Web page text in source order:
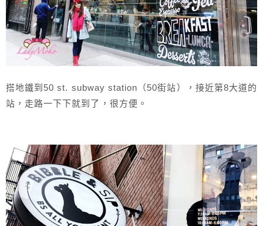
搭地鐵到50 st. subway station（50街站），接近第8大道的
站，走路一下下就到了，很方便。